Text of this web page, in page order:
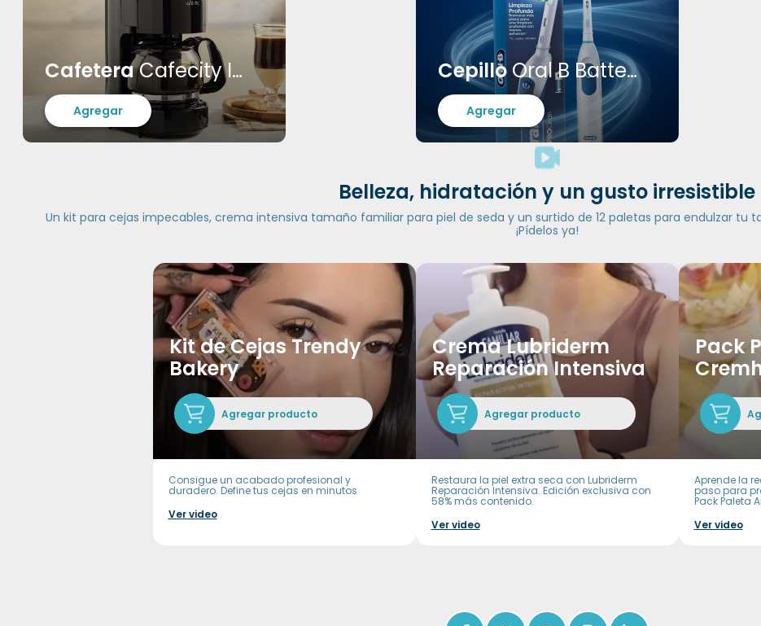
CafeteraCafecity Imusa
Agregar
Cepillo Oral B Batteries
Agregar
Belleza, hidratación y un gusto irresistible
Un kit para cejas impecables, crema intensiva tamaño familiar para piel de seda y un surtido de 12 paletas para endulzar tu
¡Pídelos ya!
Kit de Cejas Trendy
Bakery
Agregar producto
Consigue un acabado profesional y
duradero. Define tus cejas en minutos
Ver video
Crema Lubriderm
Reparación Intensiva
Agregar producto
Restaura la piel extra seca con Lubriderm
Reparación Intensiva. Edición exclusiva con
58% más contenido.
Ver video
Pack
Aprende la
paso para
Pack Paleta
Ver video